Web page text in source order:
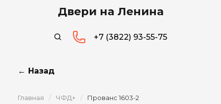
Двери на Ленина
+7 (3822) 93-55-75
← Назад
Главная / ЧФД+ / Прованс 1603-2